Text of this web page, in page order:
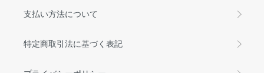
支払い方法について
特定商取引法に基づく表記